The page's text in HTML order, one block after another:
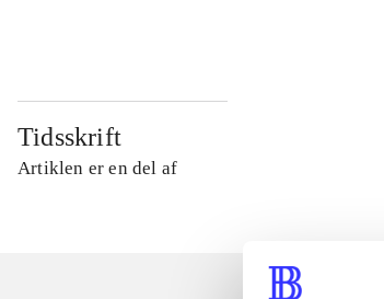
Tidsskrift
Artiklen er en del af